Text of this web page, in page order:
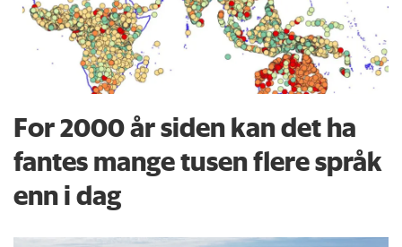
For 2000 år siden kan det ha
fantes mange tusen flere språk
enn i dag